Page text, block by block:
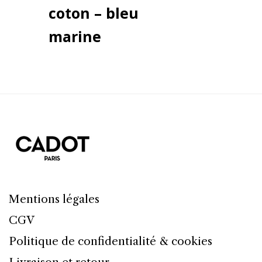
coton – bleu
marine
Mentions légales
CGV
Politique de confidentialité & cookies